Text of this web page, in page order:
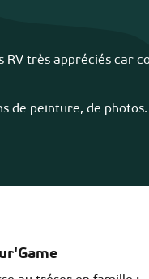
très appréciés car
de peinture, de photos.